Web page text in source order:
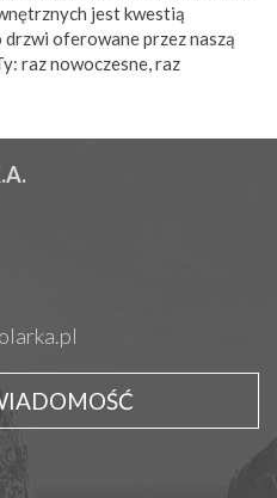
jest kwestią
oferowane przez naszą
raz nowoczesne, raz